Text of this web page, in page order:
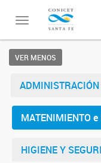
Toggle
VER MENOS
ADMINISTRACIÓN
MATENIMIENTO
HIGIENE Y